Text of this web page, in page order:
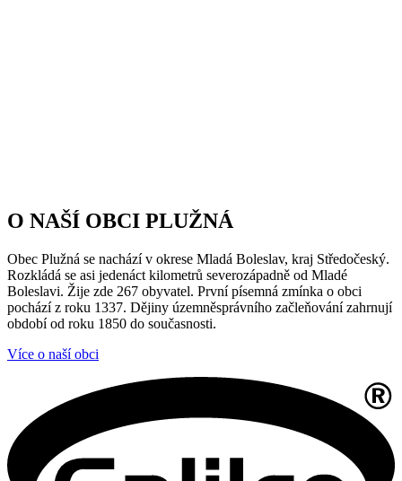
O NAŠÍ OBCI PLUŽNÁ
Obec Plužná se nachází v okrese Mladá Boleslav, kraj Středočeský.
Rozkládá se asi jedenáct kilometrů severozápadně od Mladé
Boleslavi. Žije zde 267 obyvatel. První písemná zmínka o obci
pochází z roku 1337. Dějiny územněsprávního začleňování zahrnují
období od roku 1850 do současnosti.
Více o naší obci